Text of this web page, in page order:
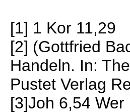
[1] 1 Kor 11,29
[2] (Gottfried
Handeln. In:
Pustet Verlag
[3]Joh 6,54